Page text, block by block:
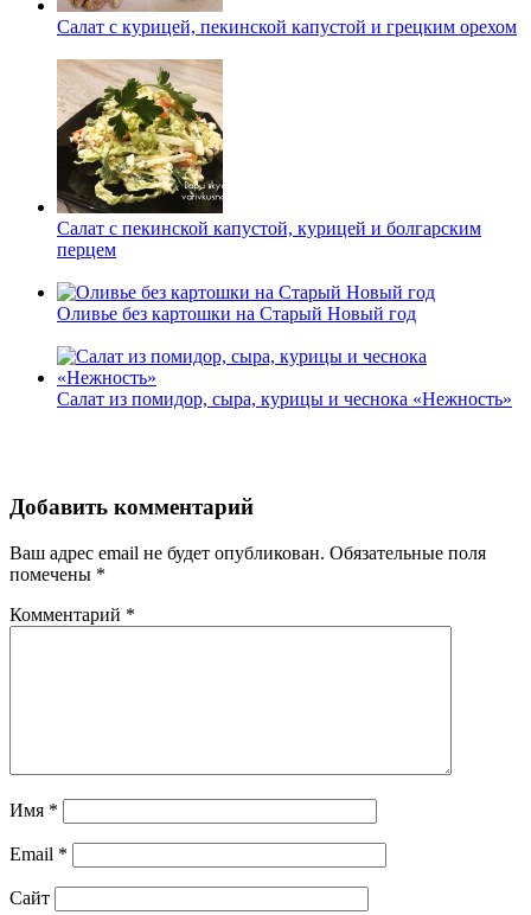
Салат с курицей, пекинской капустой и грецким орехом
Салат с пекинской капустой, курицей и болгарским
перцем
Оливье без картошки на Старый Новый год
Салат из помидор, сыра, курицы и чеснока «Нежность»
Добавить комментарий
Ваш адрес email не будет опубликован. Обязательные поля
помечены *
Комментарий *
Имя *
Email *
Сайт